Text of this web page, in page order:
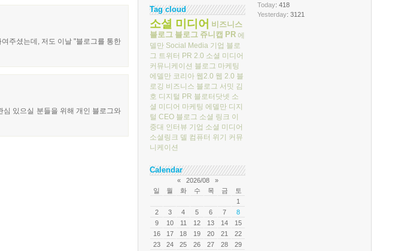
주셨는데, 저도 이날 "블로그를 통한
있으실 분들을 위해 개인 블로그와
Tag cloud
소셜 미디어 비즈니스
블로그 블로그 쥬니캡 PR 에
델만 Social Media 기업 블로
그 트위터 PR 2.0 소셜 미디어
커뮤니케이션 블로그 마케팅
에델만 코리아 웹2.0 웹 2.0 블
로깅 비즈니스 블로그 서밋 김
호 디지털 PR 블로터닷넷 소
셜 미디어 마케팅 에델만 디지
털 CEO 블로그 소셜 링크 이
중대 인터뷰 기업 소셜 미디어
소셜링크 델 컴퓨터 위기 커뮤
니케이션
Calendar
« 2026/08
»
일
월 화 수 목 금
토
1
2
3 4 5 6 7
8
9
10 11 12 13 14
15
16
17 18 19 20 21
22
23
24 25 26 27 28 29
Today: 418
Yesterday: 3121